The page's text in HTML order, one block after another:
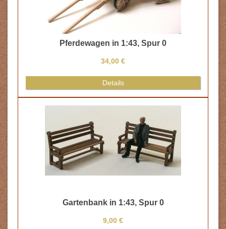
Pferdewagen in 1:43, Spur 0
34,00 €
Details
Gartenbank in 1:43, Spur 0
9,00 €